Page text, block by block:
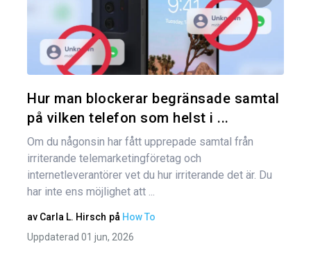
Dela
Hur man blockerar begränsade samtal
på vilken telefon som helst i ...
Om du någonsin har fått upprepade samtal från
irriterande telemarketingföretag och
internetleverantörer vet du hur irriterande det är. Du
har inte ens möjlighet att ...
av Carla L. Hirsch på How To
Uppdaterad 01 jun, 2026